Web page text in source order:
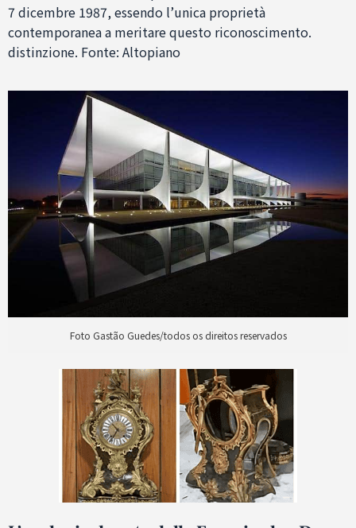
7 dicembre 1987, essendo l’unica proprietà
contemporanea a meritare questo riconoscimento.
distinzione. Fonte: Altopiano
Foto Gastão Guedes/todos os direitos reservados